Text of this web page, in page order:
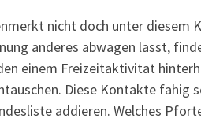
nicht doch unter diesem
anderes abwagen lasst,
einem Freizeitaktivitat
Diese Kontakte fahig
addieren. Welches